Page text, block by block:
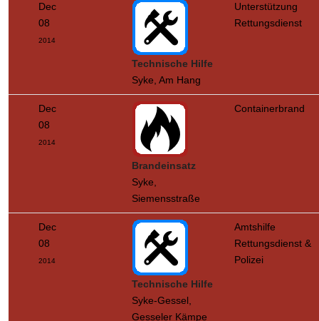
Dec
08
2014
Technische Hilfe
Syke, Am Hang
Unterstützung
Rettungsdienst
Dec
08
2014
Brandeinsatz
Syke,
Siemensstraße
Containerbrand
Dec
08
2014
Technische Hilfe
Syke-Gessel,
Gesseler Kämpe
Amtshilfe
Rettungsdienst &
Polizei